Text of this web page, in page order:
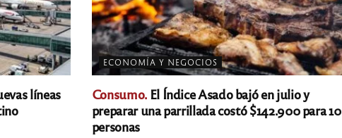
líneas
ECONOMÍA Y NEGOCIOS
Consumo.El Índice Asado bajó en julio y
preparar una parrillada costó $142.900 para 10
personas